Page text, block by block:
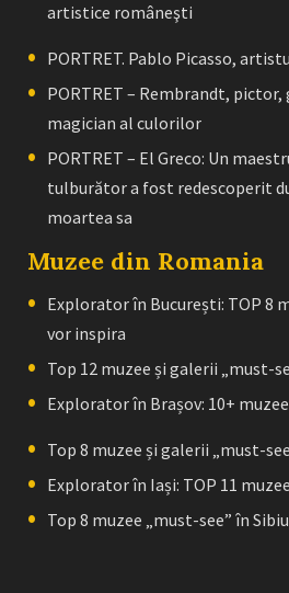
artistice româneşti
PORTRET. Pablo Picasso,
PORTRET – Rembrandt,
magician al culorilor
PORTRET – El Greco: Un
tulburător a fost redescoperit
moartea sa
Muzee din Romania
Explorator în București: TOP 8
vor inspira
Top 12 muzee și galerii „must-
Explorator în Brașov: 10+
Top 8 muzee și galerii „must-
Explorator în Iași: TOP 11
Top 8 muzee „must-see” în Sibiu